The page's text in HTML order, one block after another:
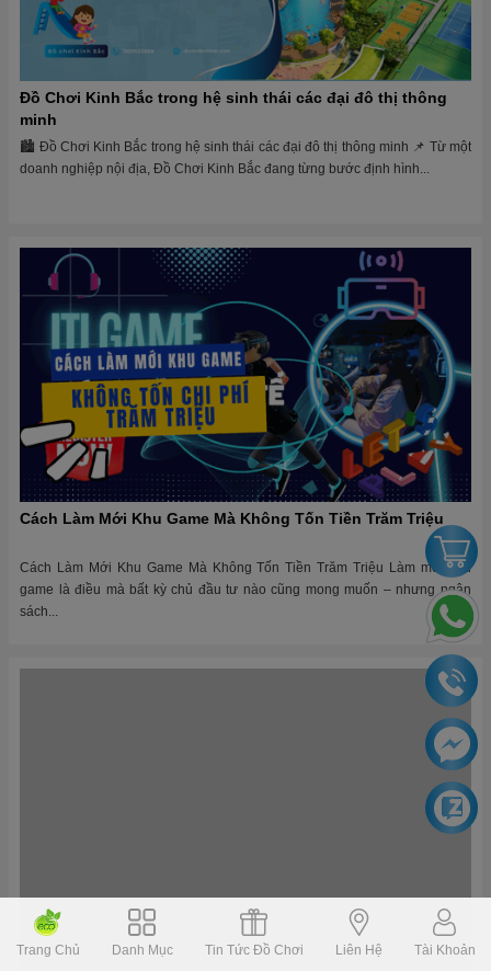
Đồ Chơi Kinh Bắc trong hệ sinh thái các đại đô thị thông
minh
🏙 Đồ Chơi Kinh Bắc trong hệ sinh thái các đại đô thị thông minh 📌 Từ một
doanh nghiệp nội địa, Đồ Chơi Kinh Bắc đang từng bước định hình...
Cách Làm Mới Khu Game Mà Không Tốn Tiền Trăm Triệu
Cách Làm Mới Khu Game Mà Không Tốn Tiền Trăm Triệu Làm mới khu
game là điều mà bất kỳ chủ đầu tư nào cũng mong muốn – nhưng ngân
sách...
Lập Kế Hoạch Bảo Dưỡng Định Kỳ: Bí Mật Để Khu Vui Chơi
Bền Vững
Trang Chủ Danh Mục Tin Tức Đồ Chơi Liên Hệ Tài Khoản